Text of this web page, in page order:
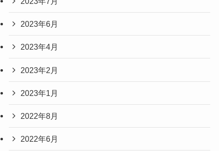
2023年6月
2023年4月
2023年2月
2023年1月
2022年8月
2022年6月